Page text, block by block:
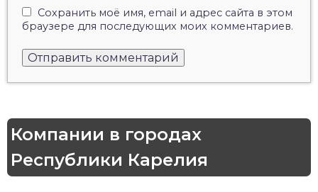
Сохранить моё имя, email и адрес сайта в этом
браузере для последующих моих комментариев.
Компании в городах
Республики Карелия